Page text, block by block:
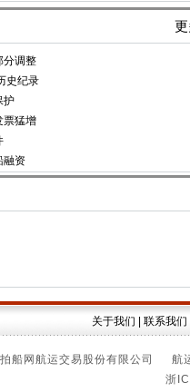
分调整
史纪录
护
票猛增
融资
关于我们 联系我们
拍船网航运交易股份有限公司
浙